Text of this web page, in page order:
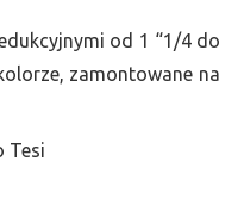
od 1 “1/4 do
zamontowane na
Tesi